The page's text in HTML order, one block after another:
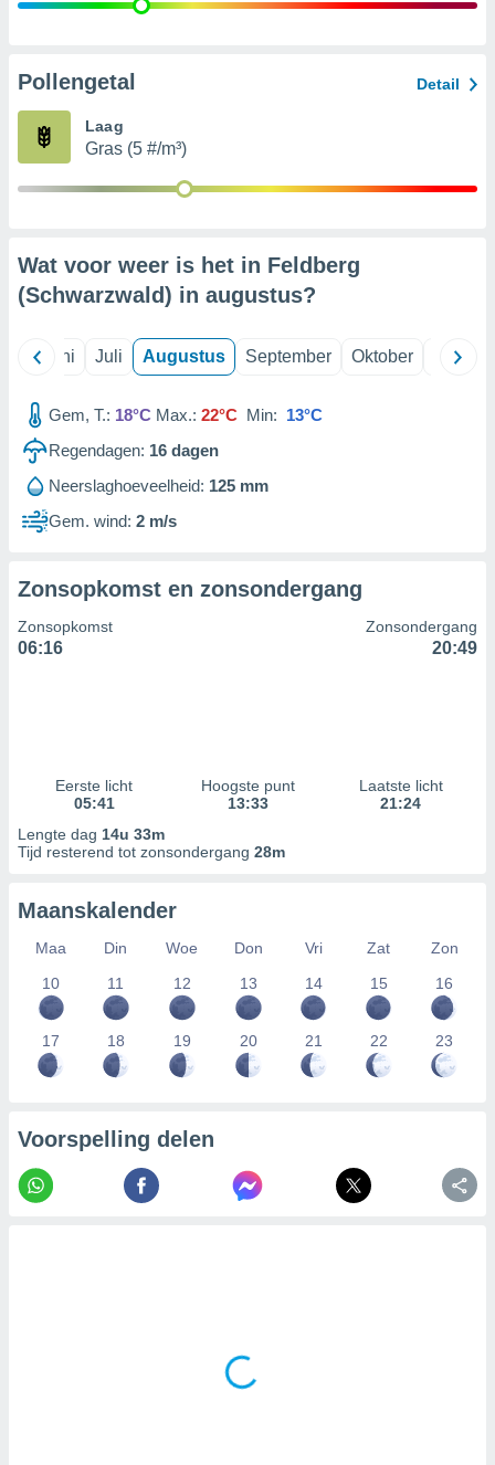
Pollengetal Detail
Laag
Gras (5 #/m³)
Wat voor weer is het in Feldberg
(Schwarzwald) in augustus?
Juni Juli Augustus September Oktober
Gem, T.: 18°C Max.: 22°C Min: 13°C
Regendagen: 16 dagen
Neerslaghoeveelheid: 125 mm
Gem. wind: 2 m/s
Zonsopkomst en zonsondergang
Zonsopkomst
06:16
Zonsondergang
20:49
Eerste licht
05:41
Hoogste punt
13:33
Laatste licht
21:24
Lengte dag 14u 33m
Tijd resterend tot zonsondergang 28m
Maanskalender
Maa Din Woe Don Vri Zat
Zon
10
11 12 13 14 15 16
17 18 19 20 21 22 23
Voorspelling delen